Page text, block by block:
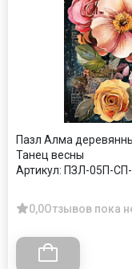
Пазл Алма
Танец весны
Артикул: ПЗЛ-05П-СП-
0,0Отзывов пока